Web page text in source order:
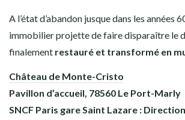
A l’état d’abandon jusque dans les années
immobilier projette de faire disparaître le
finalement restauré et transformé en
Château de Monte-Cristo
Pavillon d’accueil, 78560 Le Port-Marly
SNCF Paris gare Saint Lazare :